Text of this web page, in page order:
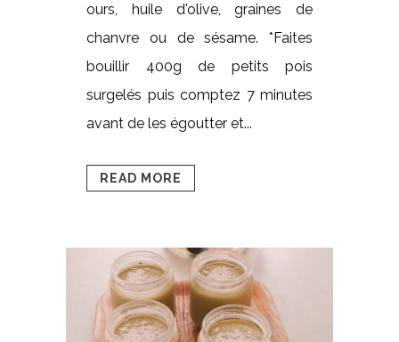
ours, huile d'olive, graines de
chanvre ou de sésame. *Faites
bouillir 400g de petits pois
surgelés puis comptez 7 minutes
avant de les égoutter et...
READ MORE